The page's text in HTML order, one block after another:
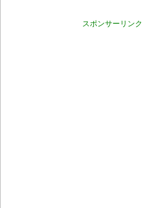
スポンサーリンク